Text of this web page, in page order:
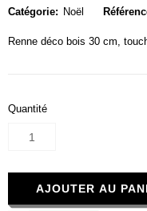
Catégorie: Noël
Renne déco bois 30 cm,
Quantité
AJOUTER AU